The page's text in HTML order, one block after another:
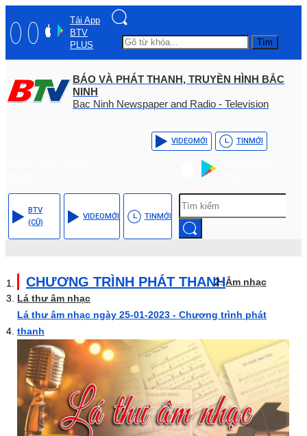
Tải App
BTV
PLUS
Tìm
BÁO VÀ PHÁT THANH, TRUYỀN HÌNH BẮC
NINH
Bac Ninh Newspaper and Radio - Television
VIDEOMỚI TINMỚI
BTV
(CŨ)
VIDEOMỚI TINMỚI
CHƯƠNG TRÌNH PHÁT THANHÂm nhạc
Lá thư âm nhạc
Lá thư âm nhạc ngày 25-01-2023 - Chương trình phát
thanh